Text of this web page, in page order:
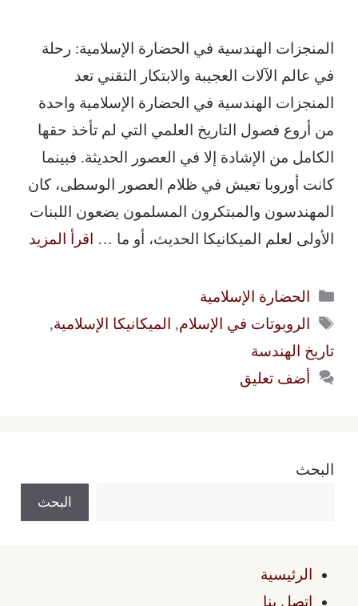
المنجزات الهندسية في الحضارة الإسلامية: رحلة
في عالم الآلات العجيبة والابتكار التقني تعد
المنجزات الهندسية في الحضارة الإسلامية واحدة
من أروع فصول التاريخ العلمي التي لم تأخذ حقها
الكامل من الإشادة إلا في العصور الحديثة. فبينما
كانت أوروبا تعيش في ظلام العصور الوسطى، كان
المهندسون والمبتكرون المسلمون يضعون اللبنات
الأولى لعلم الميكانيكا الحديث، أو ما … اقرأ المزيد
التصنيفات
الحضارة الإسلامية
الوسوم
الروبوتات في الإسلام, الميكانيكا الإسلامية,
تاريخ الهندسة
أضف تعليق
البحث
البحث
الرئيسية
اتصل بنا